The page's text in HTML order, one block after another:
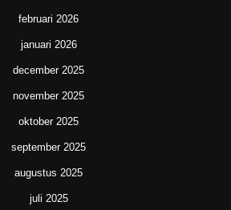
februari 2026
januari 2026
december 2025
november 2025
oktober 2025
september 2025
augustus 2025
juli 2025